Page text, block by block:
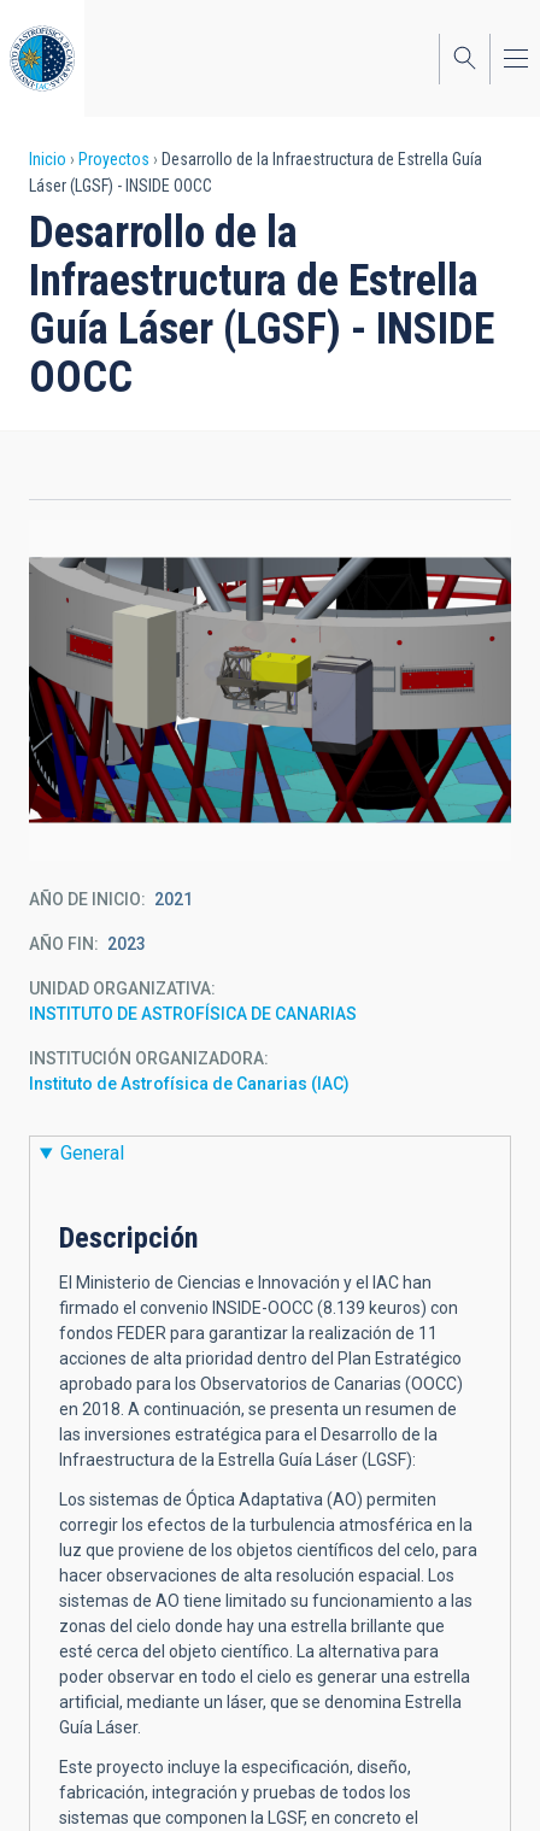
al
contenido
principal
Sobrescribir
enlaces
de
ayuda
a
la
Inicio Proyectos
Desarrollo de la Infraestructura de Estrella Guía
Láser (LGSF) - INSIDE OOCC
Desarrollo de la
Infraestructura de Estrella
Guía Láser (LGSF) - INSIDE
OOCC
AÑO DE INICIO 2021
AÑO FIN 2023
UNIDAD ORGANIZATIVA
INSTITUTO DE ASTROFÍSICA DE CANARIAS
INSTITUCIÓN ORGANIZADORA
Instituto de Astrofísica de Canarias (IAC)
General
Descripción
El Ministerio de Ciencias e Innovación y el IAC han
firmado el convenio INSIDE-OOCC (8.139 keuros) con
fondos FEDER para garantizar la realización de 11
acciones de alta prioridad dentro del Plan Estratégico
aprobado para los Observatorios de Canarias (OOCC)
en 2018. A continuación, se presenta un resumen de
las inversiones estratégica para el Desarrollo de la
Infraestructura de la Estrella Guía Láser (LGSF):
Los sistemas de Óptica Adaptativa (AO) permiten
corregir los efectos de la turbulencia atmosférica en la
luz que proviene de los objetos científicos del celo, para
hacer observaciones de alta resolución espacial. Los
sistemas de AO tiene limitado su funcionamiento a las
zonas del cielo donde hay una estrella brillante que
esté cerca del objeto científico. La alternativa para
poder observar en todo el cielo es generar una estrella
artificial, mediante un láser, que se denomina Estrella
Guía Láser.
Este proyecto incluye la especificación, diseño,
fabricación, integración y pruebas de todos los
sistemas que componen la LGSF, en concreto el